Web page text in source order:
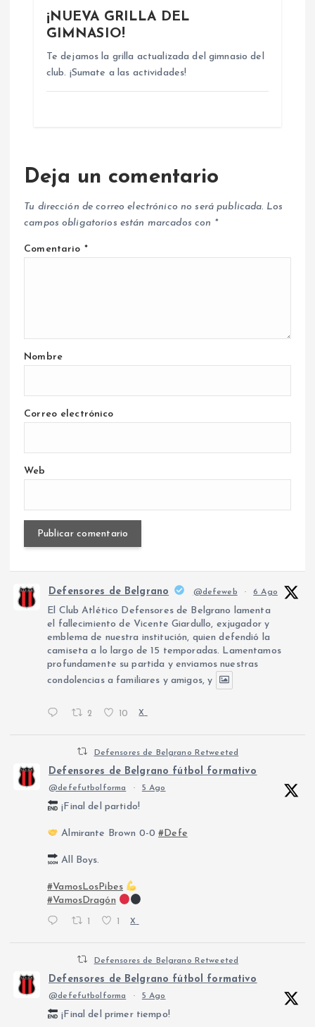
¡NUEVA GRILLA DEL
GIMNASIO!
Te dejamos la grilla actualizada del gimnasio del
club. ¡Sumate a las actividades!
Deja un comentario
Tu dirección de correo electrónico no será publicada. Los
campos obligatorios están marcados con *
Comentario *
Nombre
Correo electrónico
Web
Defensores de Belgrano @defeweb · 6 Ago
El Club Atlético Defensores de Belgrano lamenta
el fallecimiento de Vicente Giardullo, exjugador y
emblema de nuestra institución, quien defendió la
camiseta a lo largo de 15 temporadas. Lamentamos
profundamente su partida y enviamos nuestras
condolencias a familiares y amigos, y
2 10 X
Defensores de Belgrano Retweeted
Defensores de Belgrano fútbol formativo
@defefutbolforma · 5 Ago
¡Final del partido!
Almirante Brown 0-0#Defe
All Boys.
#VamosLosPibes
#VamosDragón
X
Defensores de Belgrano Retweeted
Defensores de Belgrano fútbol formativo
@defefutbolforma · 5 Ago
¡Final del primer tiempo!